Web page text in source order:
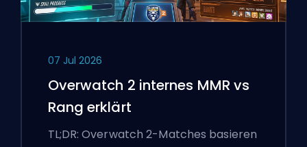
07 Jul 2026
Overwatch 2 internes MMR vs
Rang erklärt
TL;DR: Overwatch 2-Matches basieren